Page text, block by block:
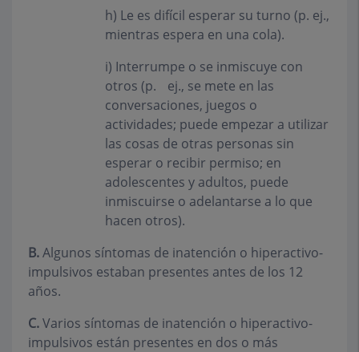
h) Le es difícil esperar su turno (p. ej.,
mientras espera en una cola).
i) Interrumpe o se inmiscuye con
otros (p. ej., se mete en las
conversaciones, juegos o
actividades; puede empezar a utilizar
las cosas de otras personas sin
esperar o recibir permiso; en
adolescentes y adultos, puede
inmiscuirse o adelantarse a lo que
hacen otros).
B.Algunos síntomas de inatención o hiperactivo-
impulsivos estaban presentes antes de los 12
años.
C.Varios síntomas de inatención o hiperactivo-
impulsivos están presentes en dos o más